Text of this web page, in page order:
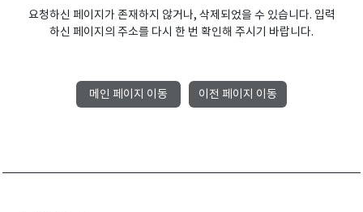
요청하신 페이지가 존재하지 않거나, 삭제되었을 수 있습니다. 입력
하신 페이지의 주소를 다시 한 번 확인해 주시기 바랍니다.
메인 페이지 이동 이전 페이지 이동